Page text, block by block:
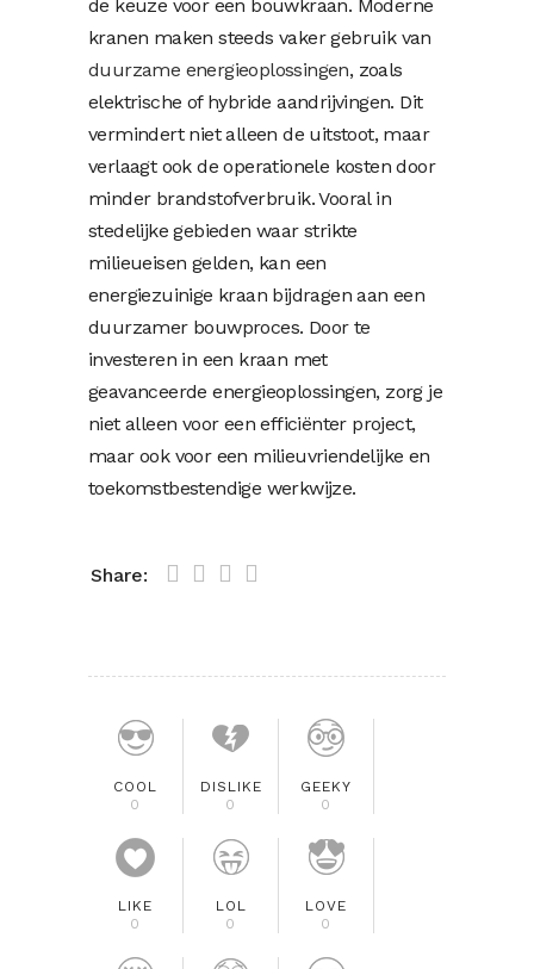
de keuze voor een bouwkraan. Moderne
kranen maken steeds vaker gebruik van
duurzame energieoplossingen, zoals
elektrische of hybride aandrijvingen. Dit
vermindert niet alleen de uitstoot, maar
verlaagt ook de operationele kosten door
minder brandstofverbruik. Vooral in
stedelijke gebieden waar strikte
milieueisen gelden, kan een
energiezuinige kraan bijdragen aan een
duurzamer bouwproces. Door te
investeren in een kraan met
geavanceerde energieoplossingen, zorg je
niet alleen voor een efficiënter project,
maar ook voor een milieuvriendelijke en
toekomstbestendige werkwijze.
Share:
COOL
0
DISLIKE
0
GEEKY
0
LIKE
0
LOL
0
LOVE
0